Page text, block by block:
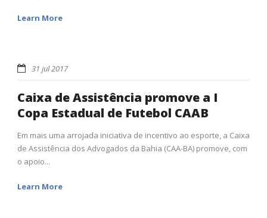
Learn More
31 jul 2017
Caixa de Assistência promove a I
Copa Estadual de Futebol CAAB
Em mais uma arrojada iniciativa de incentivo ao esporte, a Caixa
de Assistência dos Advogados da Bahia (CAA-BA) promove, com
o apoio...
Learn More